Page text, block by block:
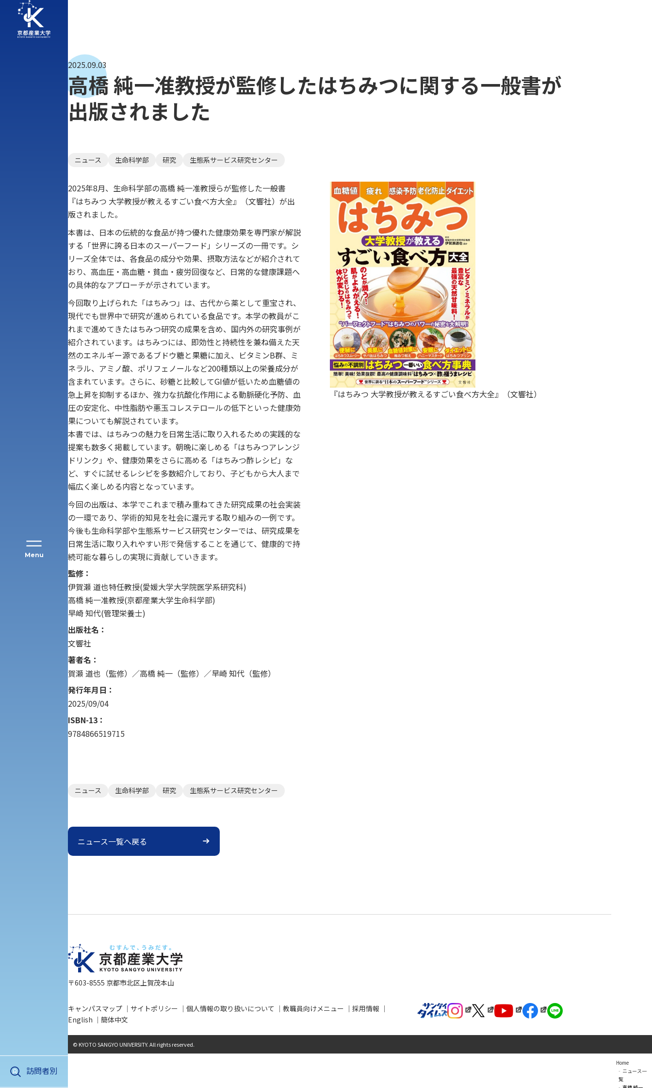
Menu
アクセス 資料請求 お問い合わせ
一般選抜入試［中期日程］
共通テスト利用入試[前期][後期]
専門学科等対象公募推薦入試
キャンパス・施設の見学について
の方へ 学外機関向け
京都産業大学 × SDGs
訪問者別
Home
ニュース一
覧
2025.09.03
高橋 純一准教授が監修したはちみつに関する一般書が
出版されました
ニュース 生命科学部 研究 生態系サービス研究センター
2025年8月、生命科学部の高橋 純一准教授らが監修した一般書
『はちみつ 大学教授が教えるすごい食べ方大全』（文響社）が出
版されました。
本書は、日本の伝統的な食品が持つ優れた健康効果を専門家が解説
する「世界に誇る日本のスーパーフード」シリーズの一冊です。シ
リーズ全体では、各食品の成分や効果、摂取方法などが紹介されて
おり、高血圧・高血糖・貧血・疲労回復など、日常的な健康課題へ
の具体的なアプローチが示されています。
今回取り上げられた「はちみつ」は、古代から薬として重宝され、
現代でも世界中で研究が進められている食品です。本学の教員がこ
れまで進めてきたはちみつ研究の成果を含め、国内外の研究事例が
紹介されています。はちみつには、即効性と持続性を兼ね備えた天
然のエネルギー源であるブドウ糖と果糖に加え、ビタミンB群、ミ
ネラル、アミノ酸、ポリフェノールなど200種類以上の栄養成分が
含まれています。さらに、砂糖と比較してGI値が低いため血糖値の
急上昇を抑制するほか、強力な抗酸化作用による動脈硬化予防、血
圧の安定化、中性脂肪や悪玉コレステロールの低下といった健康効
果についても解説されています。
本書では、はちみつの魅力を日常生活に取り入れるための実践的な
提案も数多く掲載しています。朝晩に楽しめる「はちみつアレンジ
ドリンク」や、健康効果をさらに高める「はちみつ酢レシピ」な
ど、すぐに試せるレシピを多数紹介しており、子どもから大人まで
幅広く楽しめる内容となっています。
今回の出版は、本学でこれまで積み重ねてきた研究成果の社会実装
の一環であり、学術的知見を社会に還元する取り組みの一例です。
今後も生命科学部や生態系サービス研究センターでは、研究成果を
日常生活に取り入れやすい形で発信することを通じて、健康的で持
続可能な暮らしの実現に貢献していきます。
『はちみつ 大学教授が教えるすごい食べ方大全』（文響社）
監修：
伊賀瀬 道也特任教授(愛媛大学大学院医学系研究科)
高橋 純一准教授(京都産業大学生命科学部)
早崎 知代(管理栄養士)
出版社名：
文響社
著者名：
賀瀬 道也（監修）／高橋 純一（監修）／早崎 知代（監修）
発行年月日：
2025/09/04
ISBN-13：
9784866519715
ニュース 生命科学部 研究 生態系サービス研究センター
ニュース一覧へ戻る
〒603-8555 京都市北区上賀茂本山
キャンパスマップ サイトポリシー 個人情報の取り扱いについて 教職員向けメニュー
採用情報
English
簡体中文
© KYOTO SANGYO UNIVERSITY. All rights reserved.